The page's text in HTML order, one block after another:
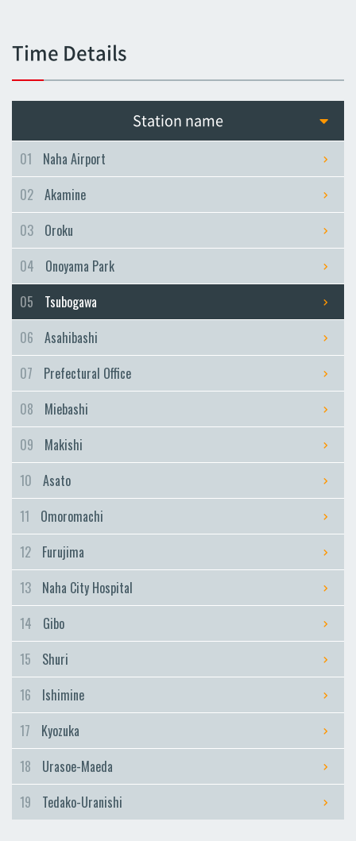
Asato
Naha City Hospital
Ishimine
Tedako-Uranishi
Asahibashi
Prefectural Office
Miebashi
Omoromachi
Gibo
Kyozuka
Time Details
Station name
01
Naha Airport
02 Akamine
03
Oroku
04
Onoyama Park
05
Tsubogawa
06
Asahibashi
07
Prefectural Office
08
Miebashi
09
Makishi
10
Asato
11
Omoromachi
12
Furujima
13
Naha City Hospital
14
Gibo
15
Shuri
16
Ishimine
17
Kyozuka
18
Urasoe-Maeda
19
Tedako-Uranishi